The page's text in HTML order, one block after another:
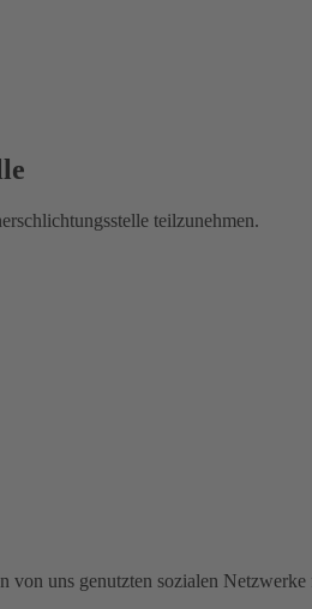
teilzunehmen.
uns genutzten sozialen Netzwerke